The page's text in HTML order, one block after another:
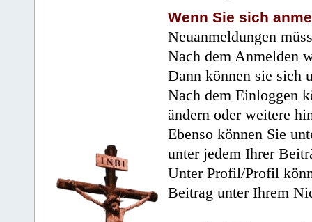
Wenn Sie sich
Neuanmeldungen
Nach dem Anmelden
Dann können sie sich
Nach dem Einloggen
ändern oder weitere
Ebenso können Sie
unter jedem Ihrer
Unter Profil/Profil
Beitrag unter Ihrem